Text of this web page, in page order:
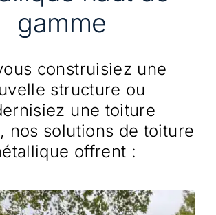
gamme
construisiez une
structure ou
une toiture
nos solutions de toiture
offrent :